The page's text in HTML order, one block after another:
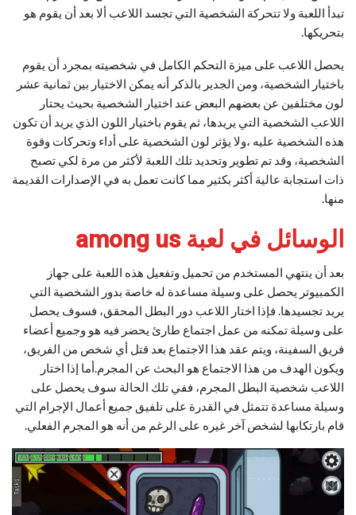
تبدأ اللعبة ولا تتحركة الشخصية التي تجسد اللاعب ألا بعد أن يقوم هو
بتحريكها.
يحصل اللاعب على ميزة التحكم الكامل في شخصيته بمجرد أن يقوم
باختيار الشخصية، ومن الجدير بالذكر أنه يمكن الاختيار بين ثمانية عشر
لون مختلفين عن بعضهم البعض عند اختيار الشخصية بحيث يحتار
اللاعب الشخصية التي يريدها، ثم يقوم باختيار اللون الذي يريد أن تكون
هذه الشخصية عليه ،ولا يؤثر لون الشخصية على أداء وتحركات وقوة
الشخصية، وقد تم تطوير وتحديد تلك اللعبة لأكثر من مرة لكي تصبح
ذات استجابة عالية أكثر بكثير مما كانت تعمل به في الإصدارات القديمة
منها.
الوسائل في لعبة among us
بعد أن ينتهي المستخدم من تحميل وتفعيل هذه اللعبة على جهاز
الكمبيوتر يحصل على وسيلة مساعدة له خاصة بدور الشخصية التي
يريد تجسيدها. فإذا اختار اللاعب دور البطل المحقق، فسوف يحصل
على وسيلة تمكنه من عمل اجتماع طارئ يحضر فيه هو وجميع أعضاء
فريق السفينة، ويتم عقد هذا الاجتماع بعد قتل أي شخص من الفريق،
ويكون الهدف من هذا الاجتماع هو البحث عن المجرم.أما إذا اختار
اللاعب شخصية البطل المجرم، ففي تلك الحالة سوف يحصل على
وسيلة مساعدة تتمثل في القدرة على تلفيق جميع أعمال الإجرام التي
قام بارتكابها لشخص آخر غيره على الرغم من أنه هو المجرم الفعلي.